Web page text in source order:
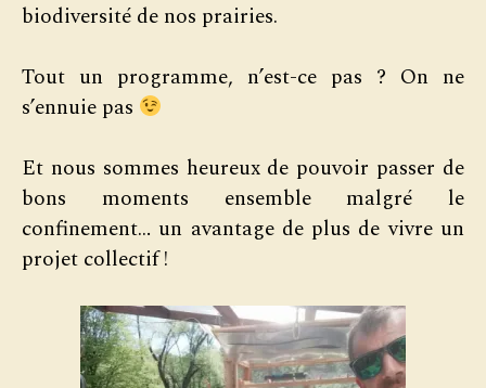
biodiversité de nos prairies.
Tout un programme, n’est-ce pas ? On ne
s’ennuie pas
Et nous sommes heureux de pouvoir passer de
bons moments ensemble malgré le
confinement… un avantage de plus de vivre un
projet collectif !